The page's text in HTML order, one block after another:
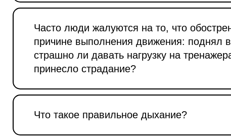
Часто люди жалуются на то, что
причине выполнения движения: поднял
страшно ли давать нагрузку на
принесло страдание?
Что такое правильное дыхание?